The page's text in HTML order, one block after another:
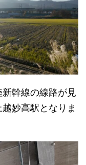
幹線の線路が見
妙高駅となりま